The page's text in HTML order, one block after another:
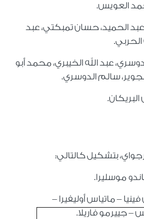
العويس.
الحميد، حسان تمبكتي، عبد
الحربي.
عبد الله الخيبري، محمد أبو
سالم الدوسري.
بتشكيل كالتالي:
موسليرا.
– ماتياس أوليفيرا –
– جييرمو فاريلا.